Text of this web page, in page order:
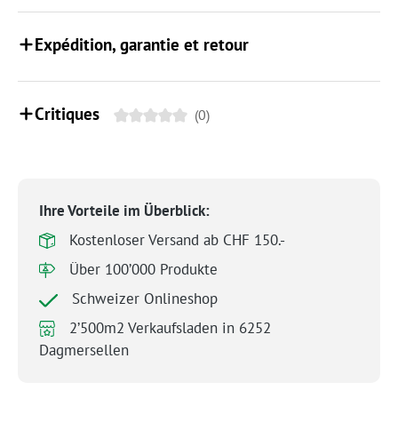
Expédition, garantie et retour
Critiques (0)
Ihre Vorteile im Überblick:
Kostenloser Versand ab CHF 150.-
Über 100’000 Produkte
Schweizer Onlineshop
2’500m2 Verkaufsladen in 6252
Dagmersellen